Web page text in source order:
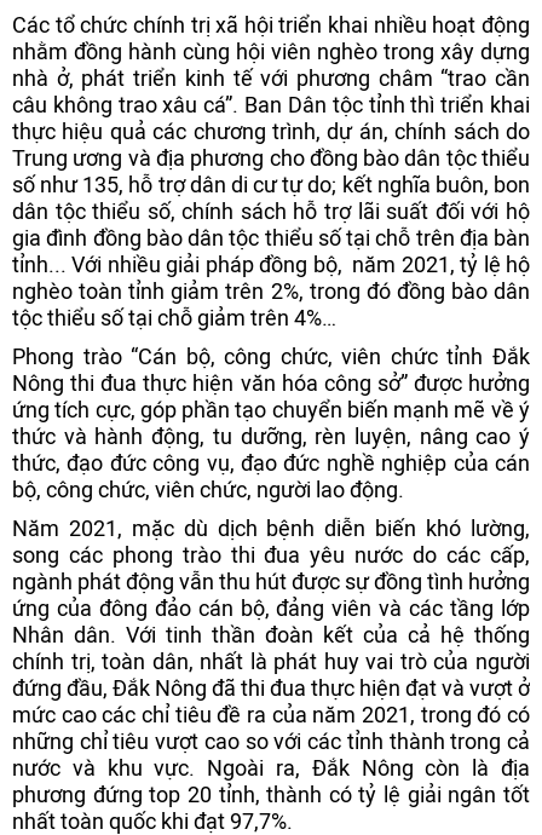
Các tổ chức chính trị xã hội triển khai nhiều hoạt động
nhằm đồng hành cùng hội viên nghèo trong xây dựng
nhà ở, phát triển kinh tế với phương châm “trao cần
câu không trao xâu cá”. Ban Dân tộc tỉnh thì triển khai
thực hiệu quả các chương trình, dự án, chính sách do
Trung ương và địa phương cho đồng bào dân tộc thiểu
số như 135, hỗ trợ dân di cư tự do; kết nghĩa buôn, bon
dân tộc thiểu số, chính sách hỗ trợ lãi suất đối với hộ
gia đình đồng bào dân tộc thiểu số tại chỗ trên địa bàn
tỉnh... Với nhiều giải pháp đồng bộ, năm 2021, tỷ lệ hộ
nghèo toàn tỉnh giảm trên 2%, trong đó đồng bào dân
tộc thiểu số tại chỗ giảm trên 4%…
Phong trào “Cán bộ, công chức, viên chức tỉnh Đắk
Nông thi đua thực hiện văn hóa công sở” được hưởng
ứng tích cực, góp phần tạo chuyển biến mạnh mẽ về ý
thức và hành động, tu dưỡng, rèn luyện, nâng cao ý
thức, đạo đức công vụ, đạo đức nghề nghiệp của cán
bộ, công chức, viên chức, người lao động.
Năm 2021, mặc dù dịch bệnh diễn biến khó lường,
song các phong trào thi đua yêu nước do các cấp,
ngành phát động vẫn thu hút được sự đồng tình hưởng
ứng của đông đảo cán bộ, đảng viên và các tầng lớp
Nhân dân. Với tinh thần đoàn kết của cả hệ thống
chính trị, toàn dân, nhất là phát huy vai trò của người
đứng đầu, Đắk Nông đã thi đua thực hiện đạt và vượt ở
mức cao các chỉ tiêu đề ra của năm 2021, trong đó có
những chỉ tiêu vượt cao so với các tỉnh thành trong cả
nước và khu vực. Ngoài ra, Đắk Nông còn là địa
phương đứng top 20 tỉnh, thành có tỷ lệ giải ngân tốt
nhất toàn quốc khi đạt 97,7%.